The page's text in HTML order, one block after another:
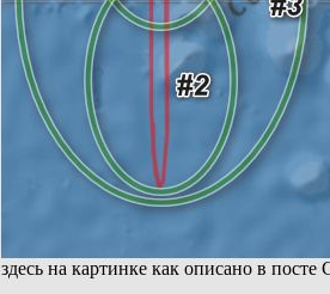
здесь на картинке как описано в